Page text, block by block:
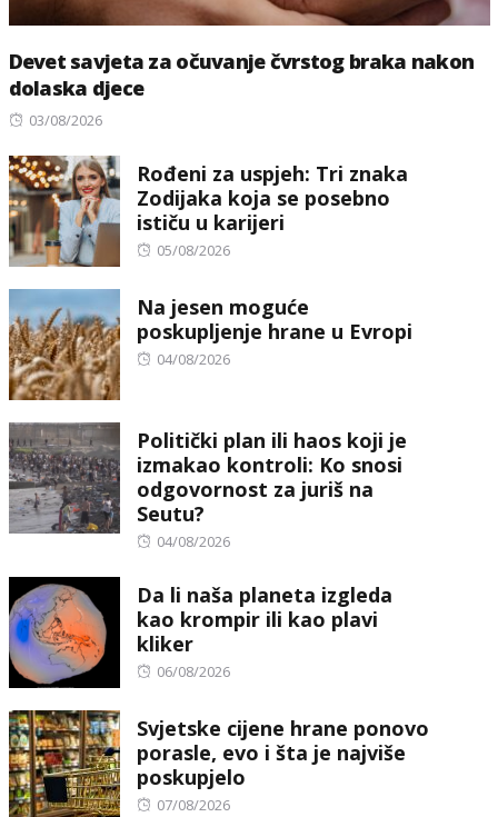
Devet savjeta za očuvanje čvrstog braka nakon
dolaska djece
Posted
03/08/2026
Rođeni za uspjeh: Tri znaka
Zodijaka koja se posebno
ističu u karijeri
Posted
05/08/2026
Na jesen moguće
poskupljenje hrane u Evropi
Posted
04/08/2026
Politički plan ili haos koji je
izmakao kontroli: Ko snosi
odgovornost za juriš na
Seutu?
Posted
04/08/2026
Da li naša planeta izgleda
kao krompir ili kao plavi
kliker
Posted
06/08/2026
Svjetske cijene hrane ponovo
porasle, evo i šta je najviše
poskupjelo
Posted
07/08/2026